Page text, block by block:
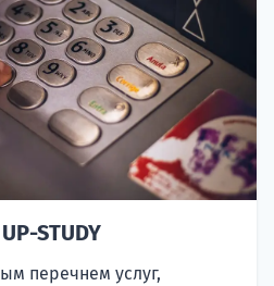
STUDY
перечнем услуг,